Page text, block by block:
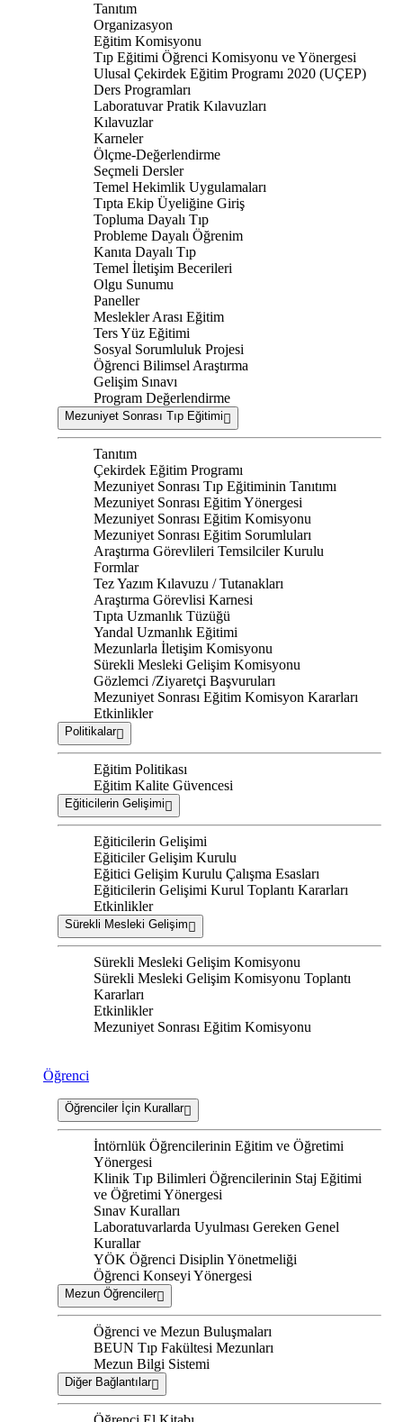
Tanıtım
Organizasyon
Eğitim Komisyonu
Tıp Eğitimi Öğrenci Komisyonu ve Yönergesi
Ulusal Çekirdek Eğitim Programı 2020 (UÇEP)
Ders Programları
Laboratuvar Pratik Kılavuzları
Kılavuzlar
Karneler
Ölçme-Değerlendirme
Seçmeli Dersler
Temel Hekimlik Uygulamaları
Tıpta Ekip Üyeliğine Giriş
Topluma Dayalı Tıp
Probleme Dayalı Öğrenim
Kanıta Dayalı Tıp
Temel İletişim Becerileri
Olgu Sunumu
Paneller
Meslekler Arası Eğitim
Ters Yüz Eğitimi
Sosyal Sorumluluk Projesi
Öğrenci Bilimsel Araştırma
Gelişim Sınavı
Program Değerlendirme
Mezuniyet Sonrası Tıp Eğitimi
Tanıtım
Çekirdek Eğitim Programı
Mezuniyet Sonrası Tıp Eğitiminin Tanıtımı
Mezuniyet Sonrası Eğitim Yönergesi
Mezuniyet Sonrası Eğitim Komisyonu
Mezuniyet Sonrası Eğitim Sorumluları
Araştırma Görevlileri Temsilciler Kurulu
Formlar
Tez Yazım Kılavuzu / Tutanakları
Araştırma Görevlisi Karnesi
Tıpta Uzmanlık Tüzüğü
Yandal Uzmanlık Eğitimi
Mezunlarla İletişim Komisyonu
Sürekli Mesleki Gelişim Komisyonu
Gözlemci /Ziyaretçi Başvuruları
Mezuniyet Sonrası Eğitim Komisyon Kararları
Etkinlikler
Politikalar
Eğitim Politikası
Eğitim Kalite Güvencesi
Eğiticilerin Gelişimi
Eğiticilerin Gelişimi
Eğiticiler Gelişim Kurulu
Eğitici Gelişim Kurulu Çalışma Esasları
Eğiticilerin Gelişimi Kurul Toplantı Kararları
Etkinlikler
Sürekli Mesleki Gelişim
Sürekli Mesleki Gelişim Komisyonu
Sürekli Mesleki Gelişim Komisyonu Toplantı
Kararları
Etkinlikler
Mezuniyet Sonrası Eğitim Komisyonu
Öğrenci
Öğrenciler İçin Kurallar
İntörnlük Öğrencilerinin Eğitim ve Öğretimi
Yönergesi
Klinik Tıp Bilimleri Öğrencilerinin Staj Eğitimi
ve Öğretimi Yönergesi
Sınav Kuralları
Laboratuvarlarda Uyulması Gereken Genel
Kurallar
YÖK Öğrenci Disiplin Yönetmeliği
Öğrenci Konseyi Yönergesi
Mezun Öğrenciler
Öğrenci ve Mezun Buluşmaları
BEUN Tıp Fakültesi Mezunları
Mezun Bilgi Sistemi
Diğer Bağlantılar